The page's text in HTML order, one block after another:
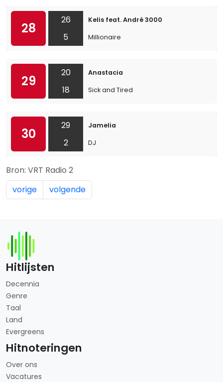
28
26
5
Kelis feat. André 3000
Millionaire
29
20
18
Anastacia
Sick and Tired
30
29
2
Jamelia
DJ
Bron: VRT Radio 2
vorige
volgende
Hitlijsten
Decennia
Genre
Taal
Land
Evergreens
Hitnoteringen
Over ons
Vacatures